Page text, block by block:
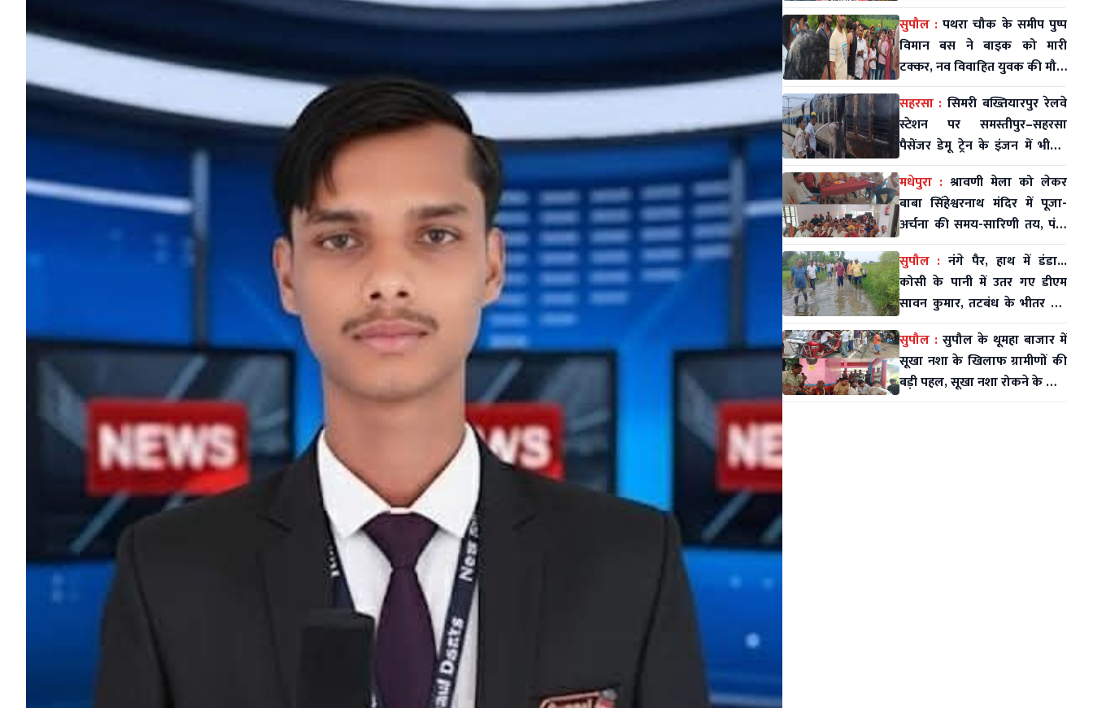
सुपौल : पथरा चौक के समीप पुष्प
विमान बस ने बाइक को मारी
टक्कर, नव विवाहित युवक की मौत;
महिला व मासूम घायल
सहरसा : सिमरी बख्तियारपुर रेलवे
स्टेशन पर समस्तीपुर–सहरसा
पैसेंजर डेमू ट्रेन के इंजन में भीषण
आग
मधेपुरा : श्रावणी मेला को लेकर
बाबा सिंहेश्वरनाथ मंदिर में पूजा-
अर्चना की समय-सारिणी तय, पंडा
समाज की समस्याओं पर भी हुई
चर्चा
सुपौल : नंगे पैर, हाथ में डंडा...
कोसी के पानी में उतर गए डीएम
सावन कुमार, तटबंध के भीतर बसे
लोगों का दर्द सुने
सुपौल : सुपौल के थूमहा बाजार में
सूखा नशा के खिलाफ ग्रामीणों की
बड़ी पहल, सूखा नशा रोकने के लिए
बड़ी बैठक कर चलाया अभियान